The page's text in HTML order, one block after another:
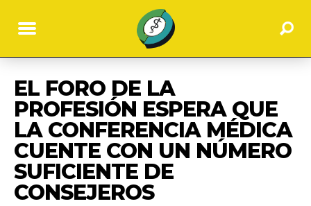
EL FORO DE LA
PROFESIÓN ESPERA QUE
LA CONFERENCIA MÉDICA
CUENTE CON UN NÚMERO
SUFICIENTE DE
CONSEJEROS